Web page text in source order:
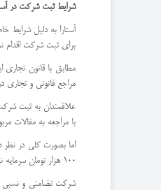
شرایط ثبت شرکت در
آستارا به دلیل شرایط
برای ثبت شرکت اقدام
مراجع قانونی و تجاری
علاقمندان به ثبت
با مراجعه به مقالات
100 هزار تومان سرمایه نیاز دارد. شرکت با مسئولیت محدود معطوف به سرمایه و تا حدودی شخصیت شرکا است و نیاز به 100 هزار تومان سرمایه اعلامی و 2 نفر شریک دارد.
شرکت تضامنی و نسبی